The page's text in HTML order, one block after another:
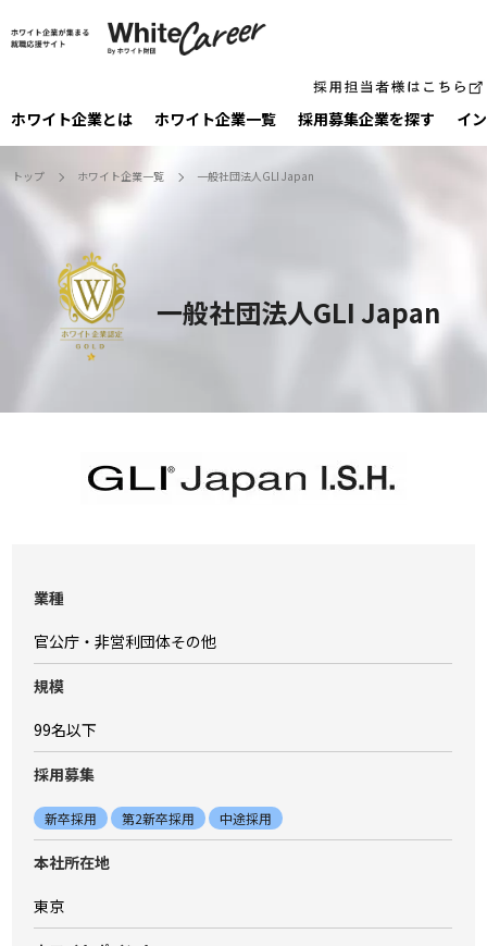
ホワイト企業とは ホワイト企業一覧 採⽤募集企業を探す イ
トップ ホワイト企業一覧 一般社団法人GLI Japan
一般社団法人GLI Japan
業種
官公庁・非営利団体その他
規模
99名以下
採⽤募集
新卒採用 第2新卒採用 中途採用
本社所在地
東京